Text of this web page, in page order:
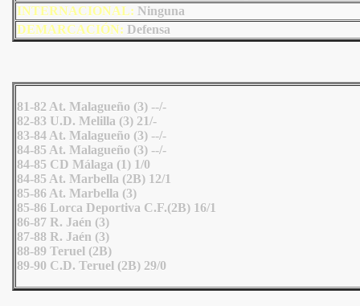
INTERNACIONAL: Ninguna
DEMARCACIÓN: Defensa
81-82 At. Malagueño (3) --/-
82-83 U.D. Melilla (3) 21/-
83-84 At. Malagueño (3) --/-
84-85 At. Malagueño (3) --/-
84-85 CD Málaga (1) 1/0
84-85 At. Marbella (2B) 12/1
85-86 At. Marbella (3)
85-86 Lorca Deportiva C.F.(2B) 16/1
86-87 R. Jaén (3)
87-88 R. Jaén (3)
88-89 Teruel (2B)
89-90 C.D. Teruel (2B) 29/0